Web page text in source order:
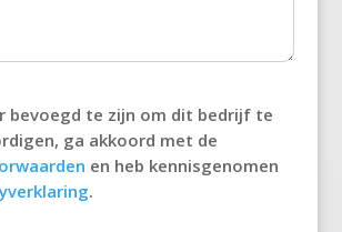
bevoegd te zijn om dit bedrijf te
ga akkoord met de
en heb kennisgenomen
.